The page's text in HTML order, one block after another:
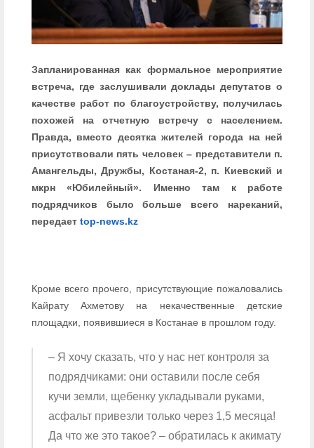
Запланированная как формальное мероприятие
встреча, где заслушивали доклады депутатов о
качестве работ по благоустройству, получилась
похожей на отчетную встречу с населением.
Правда, вместо десятка жителей города на ней
присутствовали пять человек – представители п.
Амангельды, Дружбы, Костаная-2, п. Киевский и
мкрн «Юбилейный». Именно там к работе
подрядчиков было больше всего нареканий,
передает top-news.kz
Кроме всего прочего, присутствующие пожаловались
Кайрату Ахметову на некачественные детские
площадки, появившиеся в Костанае в прошлом году.
– Я хочу сказать, что у нас нет контроля за
подрядчиками: они оставили после себя
кучи земли, щебенку укладывали руками,
асфальт привезли только через 1,5 месяца!
Да что же это такое? – обратилась к акимату